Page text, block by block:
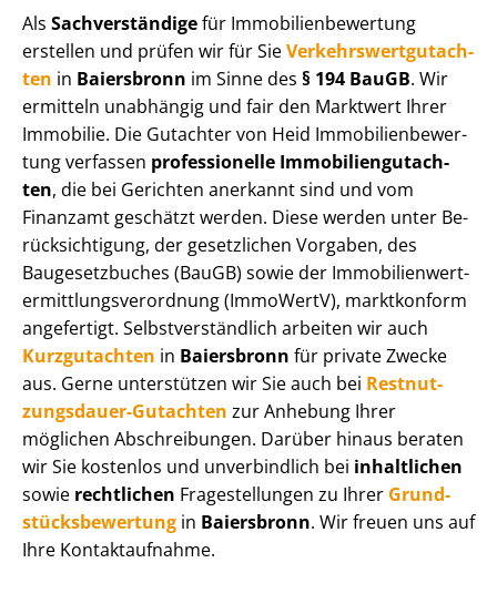
Als Sachverständigefür Im­mo­bi­li­en­be­wer­tung
erstellen und prüfen wir für SieVer­kehrs­wert­gut­ach­
ten in Baiersbronn im Sinne des § 194 BauGB. Wir
ermitteln unabhängig und fair den Marktwert Ihrer
Immobilie. Die Gutachter von Heid Im­mo­bi­li­en­be­wer­
tung verfassen professionelle Im­mo­bi­li­en­gut­ach­
ten, die bei Gerichten anerkannt sind und vom
Finanzamt geschätzt werden. Diese werden unter Be­
rück­sich­ti­gung, der gesetzlichen Vorgaben, des
Baugesetzbuches (BauGB) sowie der Im­mo­bi­li­en­wert­
ermitt­lungs­ver­ord­nung (ImmoWertV), marktkonform
angefertigt. Selbst­ver­ständ­lich arbeiten wir auch
Kurzgutachten in Baiersbronn für private Zwecke
aus. Gerne unterstützen wir Sie auch bei Rest­nut­
zungs­dau­er-Gutachten zur Anhebung Ihrer
möglichen Abschreibungen. Darüber hinaus beraten
wir Sie kostenlos und unverbindlich bei inhaltlichen
sowie rechtlichen Fragestellungen zu Ihrer Grund­
stücks­be­wer­tung in Baiersbronn. Wir freuen uns auf
Ihre Kontaktaufnahme.